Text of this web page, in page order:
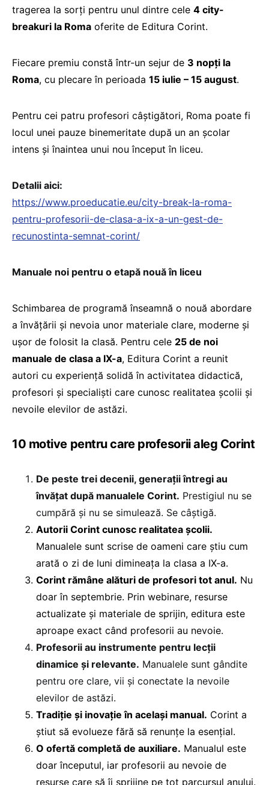
tragerea la sorți pentru unul dintre cele 4 city-
breakuri la Roma oferite de Editura Corint.
Fiecare premiu constă într-un sejur de 3 nopți la
Roma, cu plecare în perioada 15 iulie – 15 august.
Pentru cei patru profesori câștigători, Roma poate fi
locul unei pauze binemeritate după un an școlar
intens și înaintea unui nou început în liceu.
Detalii aici:
https://www.proeducatie.eu/city-break-la-roma-
pentru-profesorii-de-clasa-a-ix-a-un-gest-de-
recunostinta-semnat-corint/
Manuale noi pentru o etapă nouă în liceu
Schimbarea de programă înseamnă o nouă abordare
a învățării și nevoia unor materiale clare, moderne și
ușor de folosit la clasă. Pentru cele 25 de noi
manuale de clasa a IX-a, Editura Corint a reunit
autori cu experiență solidă în activitatea didactică,
profesori și specialiști care cunosc realitatea școlii și
nevoile elevilor de astăzi.
10 motive pentru care profesorii aleg Corint
De peste trei decenii, generații întregi au
învățat după manualele Corint. Prestigiul nu se
cumpără și nu se simulează. Se câștigă.
Autorii Corint cunosc realitatea școlii.
Manualele sunt scrise de oameni care știu cum
arată o zi de luni dimineața la clasa a IX-a.
Corint rămâne alături de profesori tot anul. Nu
doar în septembrie. Prin webinare, resurse
actualizate și materiale de sprijin, editura este
aproape exact când profesorii au nevoie.
Profesorii au instrumente pentru lecții
dinamice și relevante. Manualele sunt gândite
pentru ore clare, vii și conectate la nevoile
elevilor de astăzi.
Tradiție și inovație în același manual. Corint a
știut să evolueze fără să renunțe la esențial.
O ofertă completă de auxiliare. Manualul este
doar începutul, iar profesorii au nevoie de
resurse care să îi sprijine pe tot parcursul anului.